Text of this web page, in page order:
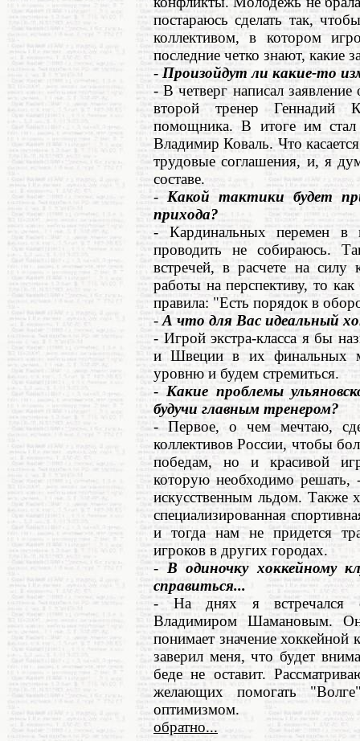
постараюсь сделать так,
коллективом, в котором
последние четко знают, какие
-Произойдут ли какие-то
- В четверг написал
второй тренер Геннадий
помощника. В итоге им стал
Владимир Коваль. Что
трудовые соглашения, и, я
составе.
- Какой тактики будет
прихода?
- Кардинальных перемен в
проводить не собираюсь.
встречей, в расчете на силу
работы на перспективу, то
правила: "Есть порядок в
- А что для Вас идеальный
- Игрой экстра-класса я бы
и Швеции в их финальных
уровню и будем стремиться.
- Какие проблемы
будучи главным тренером?
- Первое, о чем мечтаю,
коллективов России, чтобы
победам, но и красивой
которую необходимо решать,
искусственным льдом. Также
специализированная
и тогда нам не придется
игроков в других городах.
-В одиночку хоккейному
справиться...
- На днях я встречался с
Владимиром Шамановым.
понимает значение хоккейной
заверил меня, что будет
беде не оставит.
желающих помогать
оптимизмом.
обратно...